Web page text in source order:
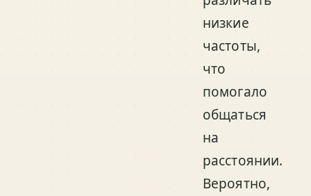
низкие
частоты,
что
помогало
общаться
на
расстоянии.
Вероятно,